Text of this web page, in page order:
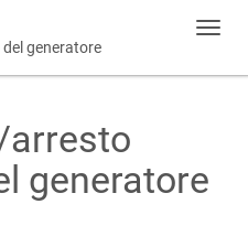
generatore
arresto
generatore